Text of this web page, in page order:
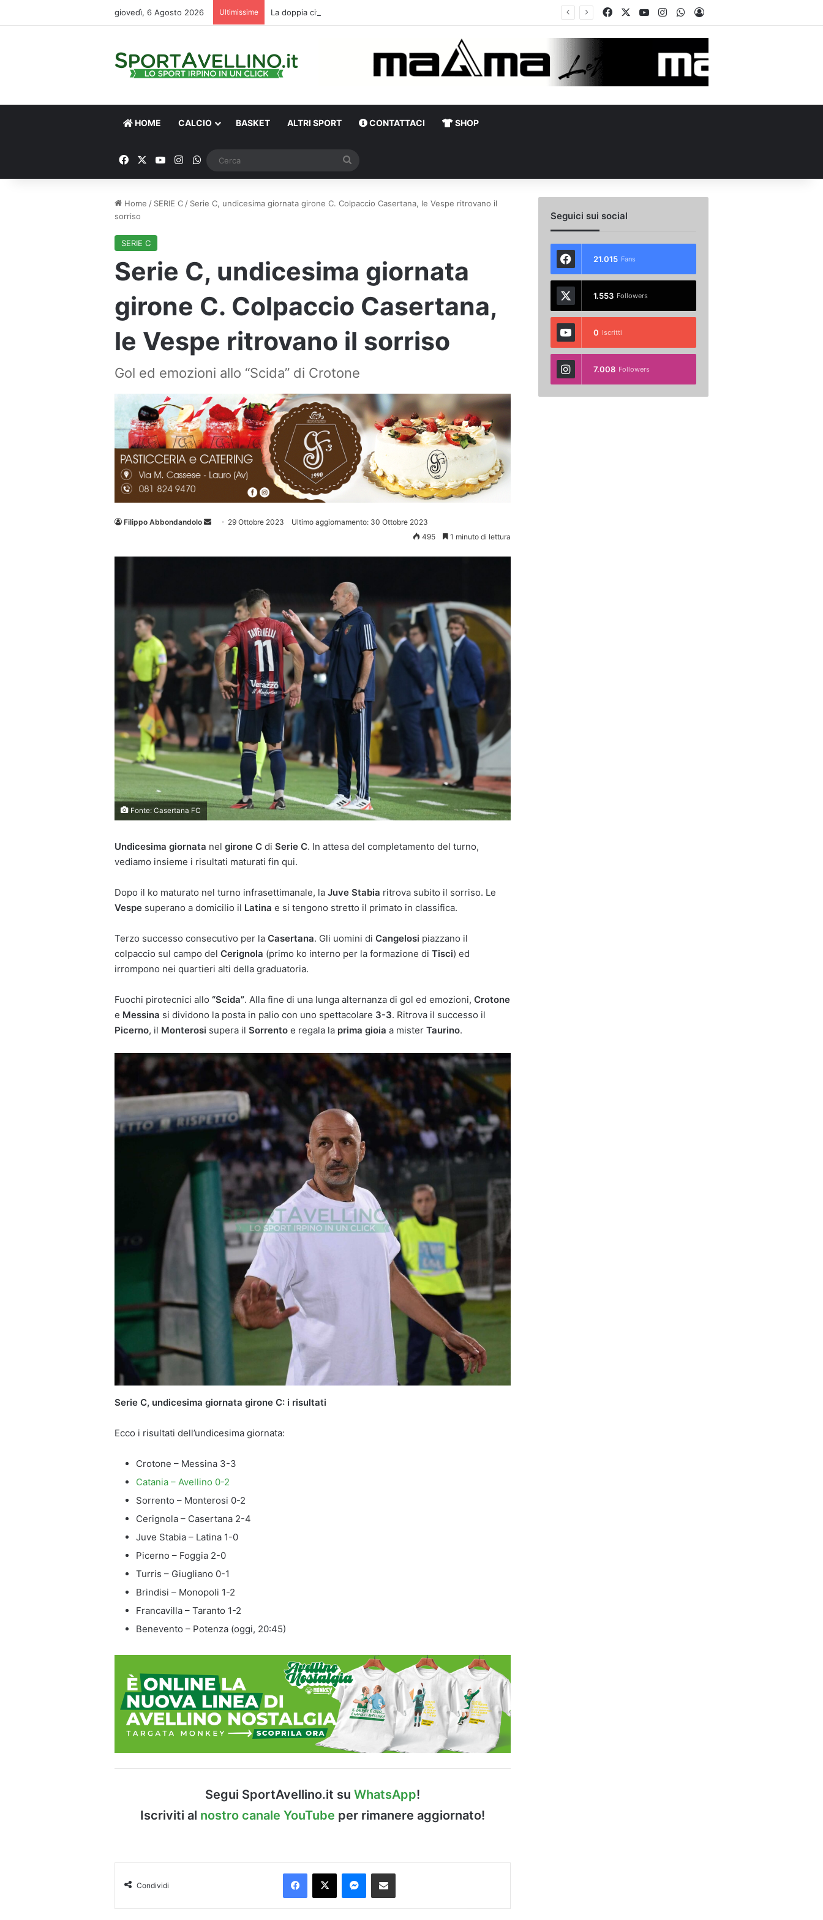
giovedì, 6 Agosto 2026 Ultimissime FacebookYou TubeInstagramWhatsApp
Accedi
HOME CALCIO BASKET ALTRI SPORT CONTATTACI SHOP
FacebookYou TubeInstagram
WhatsApp
Home / SERIE C / Serie C, undicesima giornata girone C. Colpaccio Casertana, le Vespe ritrovano il
sorriso
SERIE C
Serie C, undicesima giornata
girone C. Colpaccio Casertana,
le Vespe ritrovano il sorriso
Gol ed emozioni allo “Scida” di Crotone
Filippo Abbondandolo
Invia 29 Ottobre 2023
Ultimo aggiornamento: 30 Ottobre 2023
495
1 minuto di lettura
Fonte: Casertana FC
Undicesima giornata nel girone C di Serie C. In attesa del completamento del turno,
vediamo insieme i risultati maturati fin qui.
Dopo il ko maturato nel turno infrasettimanale, la Juve Stabia ritrova subito il sorriso. Le
Vespe superano a domicilio il Latina e si tengono stretto il primato in classifica.
Terzo successo consecutivo per la Casertana. Gli uomini di Cangelosi piazzano il
colpaccio sul campo del Cerignola (primo ko interno per la formazione di Tisci) ed
irrompono nei quartieri alti della graduatoria.
Fuochi pirotecnici allo “Scida”. Alla fine di una lunga alternanza di gol ed emozioni, Crotone
e Messina si dividono la posta in palio con uno spettacolare 3-3. Ritrova il successo il
Picerno, il Monterosi supera il Sorrento e regala la prima gioia a mister Taurino.
Serie C, undicesima giornata girone C: i risultati
Ecco i risultati dell’undicesima giornata:
Crotone – Messina 3-3
Catania – Avellino 0-2
Sorrento – Monterosi 0-2
Cerignola – Casertana 2-4
Juve Stabia – Latina 1-0
Picerno – Foggia 2-0
Turris – Giugliano 0-1
Brindisi – Monopoli 1-2
Francavilla – Taranto 1-2
Benevento – Potenza (oggi, 20:45)
Segui SportAvellino.it su WhatsApp!
Iscriviti al nostro canale YouTube per rimanere aggiornato!
Condividi
Facebook
X Messenger
Condividi via Email
Seguici sui social
21.015 Fans
1.553 Followers
0 Iscritti
7.008 Followers